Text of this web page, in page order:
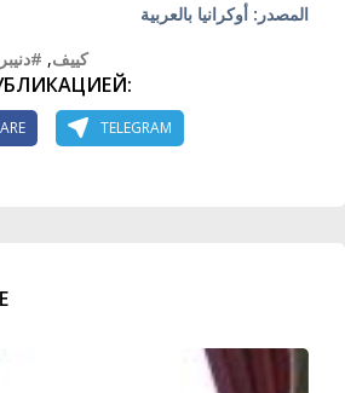
المصدر: أوكرانيا بالعربية
#كييف,
TELEGRAM